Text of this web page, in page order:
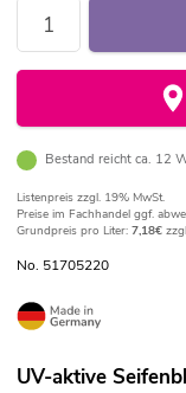
Bestand reicht ca. 12
Listenpreis zzgl. 19% MwSt.
Preise im Fachhandel ggf.
Grundpreis pro Liter: 7,18€
No. 51705220
UV-aktive